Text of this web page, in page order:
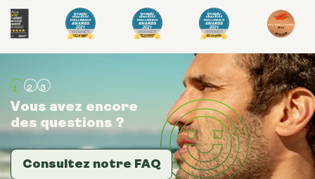
Vous avez encore
des questions ?
Consultez notre FAQ
Vous avez encore
des questions ?
Consultez notre FAQ
Vous avez encore
des questions ?
Consultez notre FAQ